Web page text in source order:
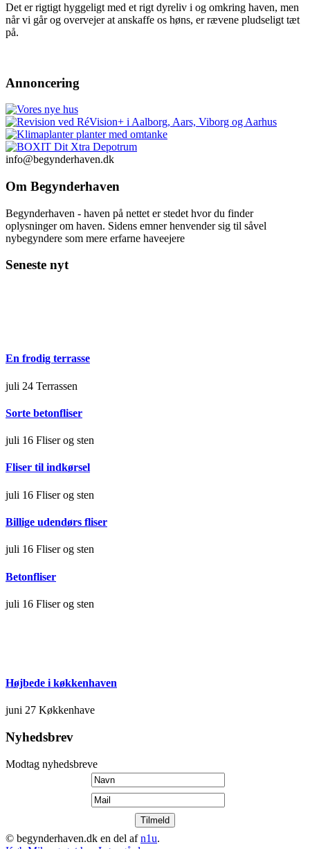
Det er rigtigt hyggeligt med et rigt dyreliv i og omkring haven, men
når vi går og overvejer at anskaffe os høns, er rævene pludseligt tæt
på.
Annoncering
info@begynderhaven.dk
Om Begynderhaven
Begynderhaven - haven på nettet er stedet hvor du finder
oplysninger om haven. Sidens emner henvender sig til såvel
nybegyndere som mere erfarne haveejere
Seneste nyt
En frodig terrasse
juli 24 Terrassen
Sorte betonfliser
juli 16 Fliser og sten
Fliser til indkørsel
juli 16 Fliser og sten
Billige udendørs fliser
juli 16 Fliser og sten
Betonfliser
juli 16 Fliser og sten
Højbede i køkkenhaven
juni 27 Køkkenhave
Nyhedsbrev
Modtag nyhedsbreve
© begynderhaven.dk en del afn1u.